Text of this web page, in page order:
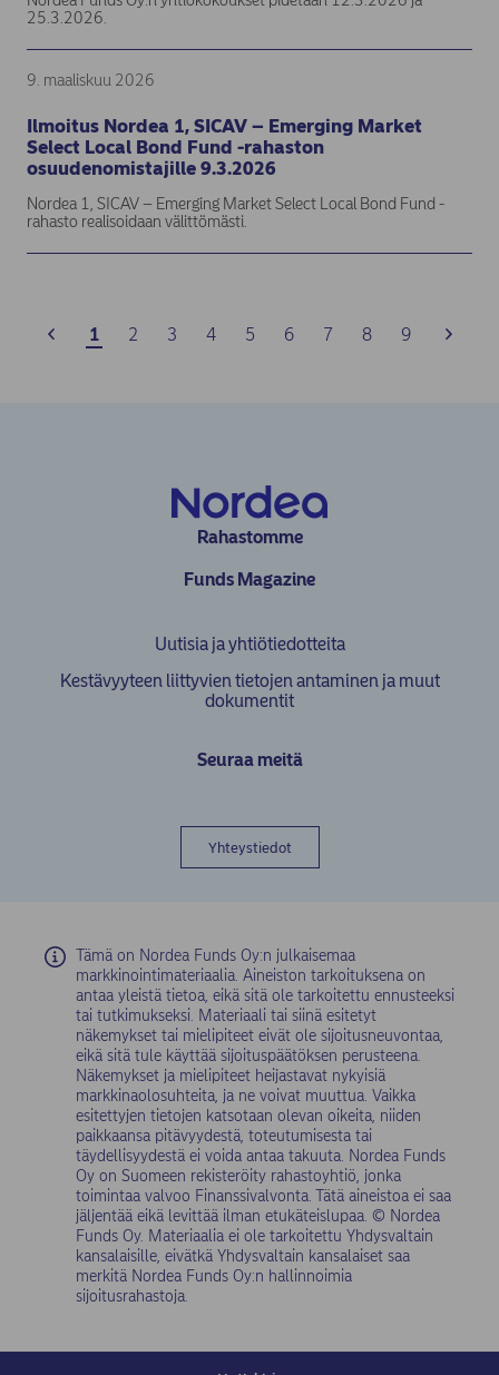
25.3.2026.
9. maaliskuu 2026
Ilmoitus Nordea 1, SICAV – Emerging Market
Select Local Bond Fund -rahaston
osuudenomistajille 9.3.2026
Nordea 1, SICAV – Emerging Market Select Local Bond Fund -
rahasto realisoidaan välittömästi.
1 2 3 4 5 6 7 8 9
Rahastomme
Funds Magazine
Uutisia ja yhtiötiedotteita
Kestävyyteen liittyvien tietojen antaminen ja muut
dokumentit
Seuraa meitä
Yhteystiedot
Tämä on Nordea Funds Oy:n julkaisemaa
markkinointimateriaalia. Aineiston tarkoituksena on
antaa yleistä tietoa, eikä sitä ole tarkoitettu ennusteeksi
tai tutkimukseksi. Materiaali tai siinä esitetyt
näkemykset tai mielipiteet eivät ole sijoitusneuvontaa,
eikä sitä tule käyttää sijoituspäätöksen perusteena.
Näkemykset ja mielipiteet heijastavat nykyisiä
markkinaolosuhteita, ja ne voivat muuttua. Vaikka
esitettyjen tietojen katsotaan olevan oikeita, niiden
paikkaansa pitävyydestä, toteutumisesta tai
täydellisyydestä ei voida antaa takuuta. Nordea Funds
Oy on Suomeen rekisteröity rahastoyhtiö, jonka
toimintaa valvoo Finanssivalvonta. Tätä aineistoa ei saa
jäljentää eikä levittää ilman etukäteislupaa. © Nordea
Funds Oy. Materiaalia ei ole tarkoitettu Yhdysvaltain
kansalaisille, eivätkä Yhdysvaltain kansalaiset saa
merkitä Nordea Funds Oy:n hallinnoimia
sijoitusrahastoja.